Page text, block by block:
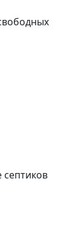
септиков